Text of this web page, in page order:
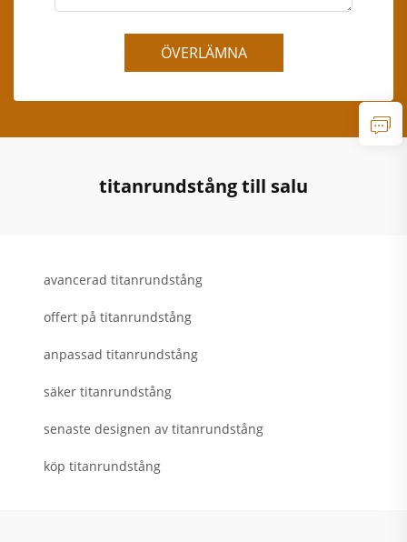
ÖVERLÄMNA
titanrundstång till salu
avancerad titanrundstång
offert på titanrundstång
anpassad titanrundstång
säker titanrundstång
senaste designen av titanrundstång
köp titanrundstång